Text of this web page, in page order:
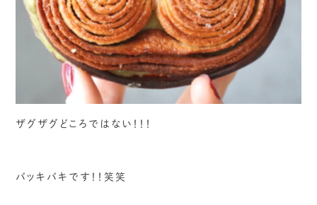
ザグザグどころではない！！！
バッキバキです！！笑笑